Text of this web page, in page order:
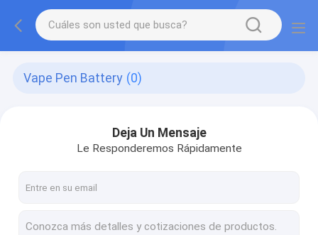
Vape Pen Battery (0)
Deja Un Mensaje
Le Responderemos Rápidamente